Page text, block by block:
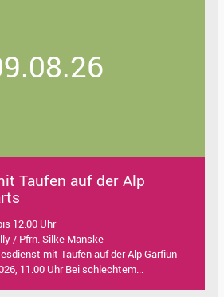
Taufen auf der Alp
12.00 Uhr
/ Pfrn. Silke Manske
mit Taufen auf der Alp Garfiun
11.00 Uhr Bei schlechtem...